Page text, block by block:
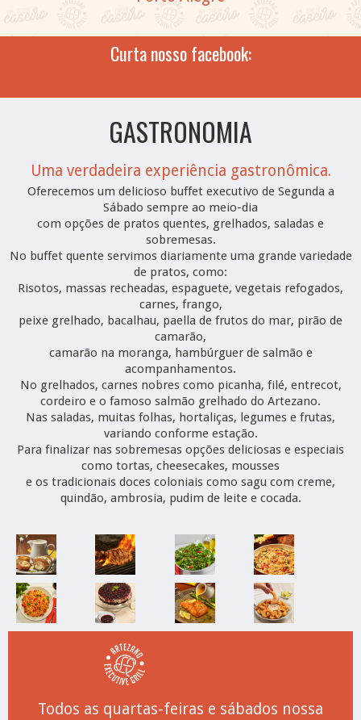
Curta nosso facebook:
GASTRONOMIA
Uma verdadeira experiência gastronômica.
Oferecemos um delicioso buffet executivo de Segunda a
Sábado sempre ao meio-dia
com opções de pratos quentes, grelhados, saladas e
sobremesas.
No buffet quente servimos diariamente uma grande variedade
de pratos, como:
Risotos, massas recheadas, espaguete, vegetais refogados,
carnes, frango,
peixe grelhado, bacalhau, paella de frutos do mar, pirão de
camarão,
camarão na moranga, hambúrguer de salmão e
acompanhamentos.
No grelhados, carnes nobres como picanha, filé, entrecot,
cordeiro e o famoso salmão grelhado do Artezano.
Nas saladas, muitas folhas, hortaliças, legumes e frutas,
variando conforme estação.
Para finalizar nas sobremesas opções deliciosas e especiais
como tortas, cheesecakes, mousses
e os tradicionais doces coloniais como sagu com creme,
quindão, ambrosia, pudim de leite e cocada.
Todos as quartas-feiras e sábados nossa